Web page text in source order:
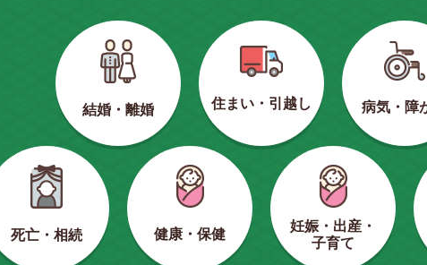
結婚・離婚 住まい・引越し 病気・障
死亡・相続 健康・保健
妊娠・出産・
子育て